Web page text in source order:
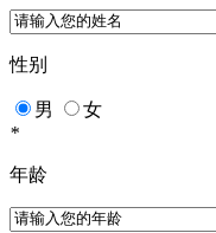
性别
男
女
*
年龄